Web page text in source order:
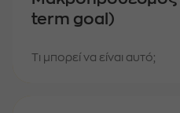
term goal)
Τι μπορεί να είναι αυτό;